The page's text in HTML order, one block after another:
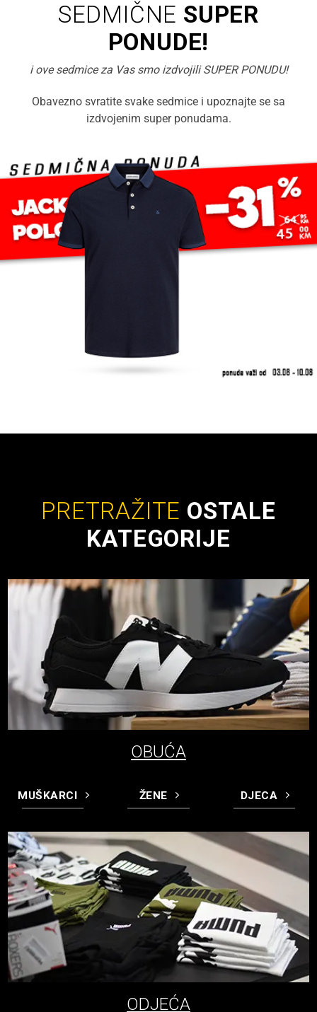
SEDMIČNE SUPER
PONUDE!
i ove sedmice za Vas smo izdvojili SUPER PONUDU!
Obavezno svratite svake sedmice i upoznajte se sa
izdvojenim super ponudama.
PRETRAŽITE OSTALE
KATEGORIJE
OBUĆA
MUŠKARCI ŽENE DJECA
ODJEĆA